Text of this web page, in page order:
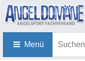
Menü